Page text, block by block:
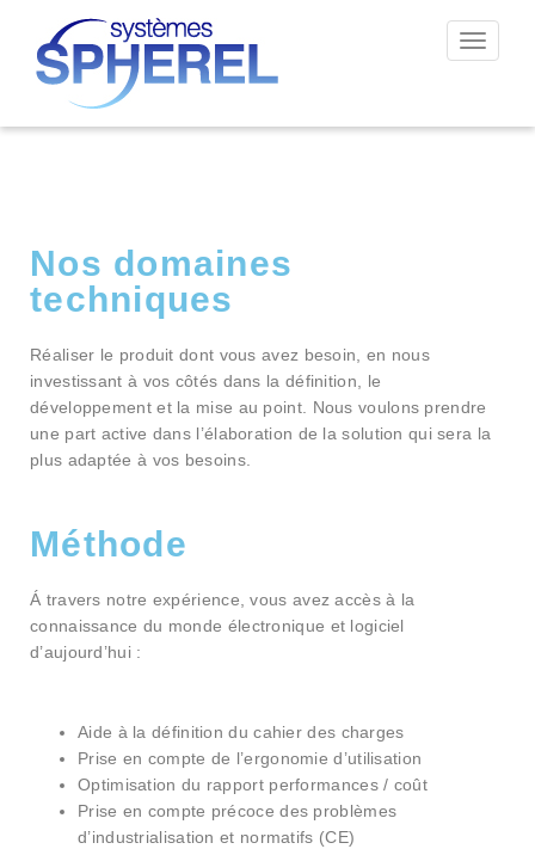
Nos domaines
techniques
Réaliser le produit dont vous avez besoin, en nous
investissant à vos côtés dans la définition, le
développement et la mise au point. Nous voulons prendre
une part active dans l’élaboration de la solution qui sera la
plus adaptée à vos besoins.
Méthode
Á travers notre expérience, vous avez accès à la
connaissance du monde électronique et logiciel
d’aujourd’hui :
Aide à la définition du cahier des charges
Prise en compte de l’ergonomie d’utilisation
Optimisation du rapport performances / coût
Prise en compte précoce des problèmes
d’industrialisation et normatifs (CE)